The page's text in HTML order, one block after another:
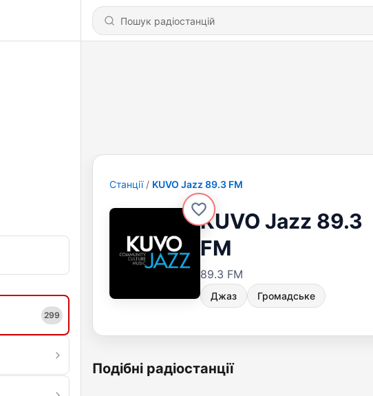
299
Станції KUVO Jazz 89.3 FM
KUVO Jazz 89.3
FM
89.3 FM
Джаз Громадське
Подібні радіостанції